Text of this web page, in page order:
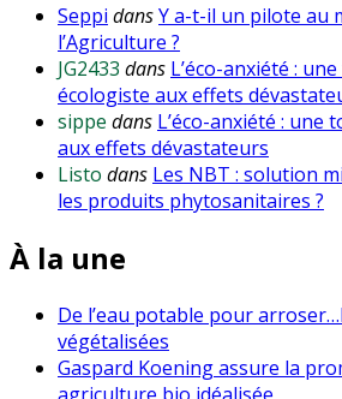
Seppi dansY a-t-il un pilote au
l’Agriculture ?
JG2433 dans L’éco-anxiété :
écologiste aux effets
sippe dans L’éco-anxiété : une
aux effets dévastateurs
Listo dans Les NBT : solution
les produits phytosanitaires ?
À la une
De l’eau potable pour
végétalisées
Gaspard Koening assure la